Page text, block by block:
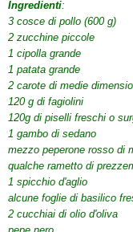
Ingredienti:
3 cosce di pollo (600 g)
2 zucchine piccole
1 cipolla grande
1 patata grande
2 carote di medie
120 g di fagiolini
120g di piselli freschi o
1 gambo di sedano
mezzo peperone rosso di
qualche rametto di
1 spicchio d'aglio
alcune foglie di basilico
2 cucchiai di olio d'oliva